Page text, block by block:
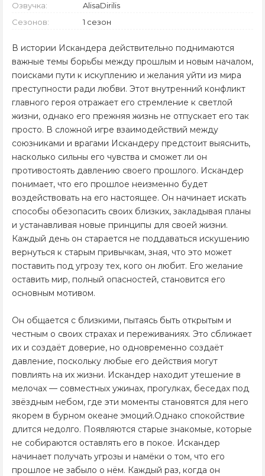
Озвучка:
AlisaDirilis
Сезонов:
1 сезон
В истории Искандера действительно поднимаются
важные темы борьбы между прошлым и новым началом,
поисками пути к искуплению и желания уйти из мира
преступности ради любви. Этот внутренний конфликт
главного героя отражает его стремление к светлой
жизни, однако его прежняя жизнь не отпускает его так
просто. В сложной игре взаимодействий между
союзниками и врагами Искандеру предстоит выяснить,
насколько сильны его чувства и сможет ли он
противостоять давлению своего прошлого. Искандер
понимает, что его прошлое неизменно будет
воздействовать на его настоящее. Он начинает искать
способы обезопасить своих близких, закладывая планы
и устанавливая новые принципы для своей жизни.
Каждый день он старается не поддаваться искушению
вернуться к старым привычкам, зная, что это может
поставить под угрозу тех, кого он любит. Его желание
оставить мир, полный опасностей, становится его
основным мотивом.
Он общается с близкими, пытаясь быть открытым и
честным о своих страхах и переживаниях. Это сближает
их и создаёт доверие, но одновременно создаёт
давление, поскольку любые его действия могут
повлиять на их жизни. Искандер находит утешение в
мелочах — совместных ужинах, прогулках, беседах под
звёздным небом, где эти моменты становятся для него
якорем в бурном океане эмоций.Однако спокойствие
длится недолго. Появляются старые знакомые, которые
не собираются оставлять его в покое. Искандер
начинает получать угрозы и намёки о том, что его
прошлое не забыло о нём. Каждый раз, когда он